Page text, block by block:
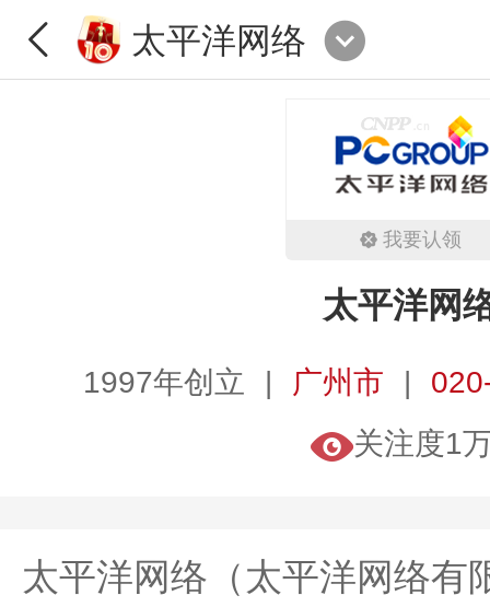
太平洋网络
我要认领
太平洋网
1997年创立 广州市
关注度1
太平洋网络（太平洋网络有